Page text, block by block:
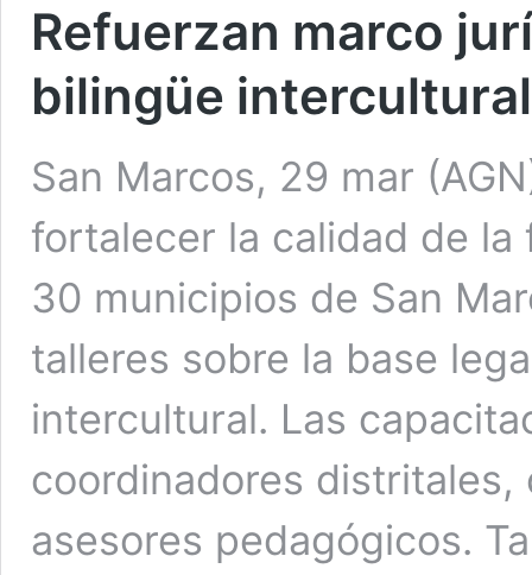
Refuerzan marco
bilingüe
San Marcos, 29 mar
fortalecer la calidad de la
30 municipios de San
talleres sobre la base
intercultural. Las
coordinadores
asesores pedagógicos.